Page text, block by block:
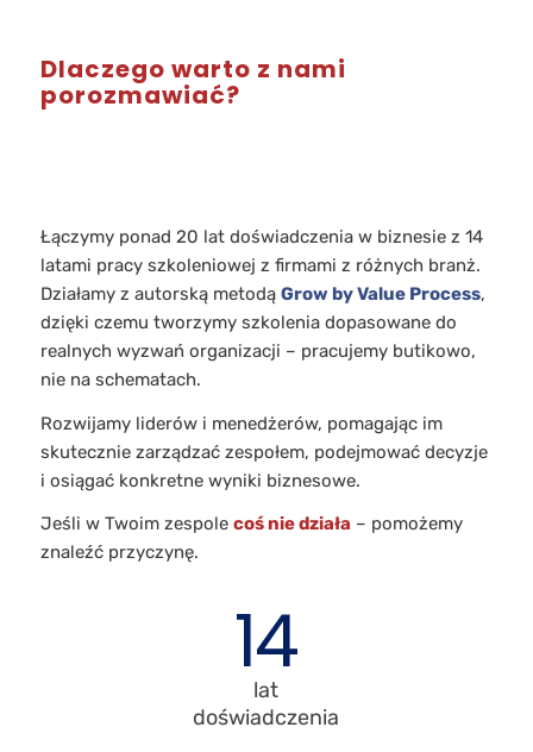
Dlaczego warto z nami
porozmawiać?
Łączymy ponad 20 lat doświadczenia w biznesie z 14
latami pracy szkoleniowej z firmami z różnych branż.
Działamy z autorską metodą Grow by Value Process,
dzięki czemu tworzymy szkolenia dopasowane do
realnych wyzwań organizacji – pracujemy butikowo,
nie na schematach.
Rozwijamy liderów i menedżerów, pomagając im
skutecznie zarządzać zespołem, podejmować decyzje
i osiągać konkretne wyniki biznesowe.
Jeśli w Twoim zespole coś nie działa – pomożemy
znaleźć przyczynę.
14
lat
doświadczenia